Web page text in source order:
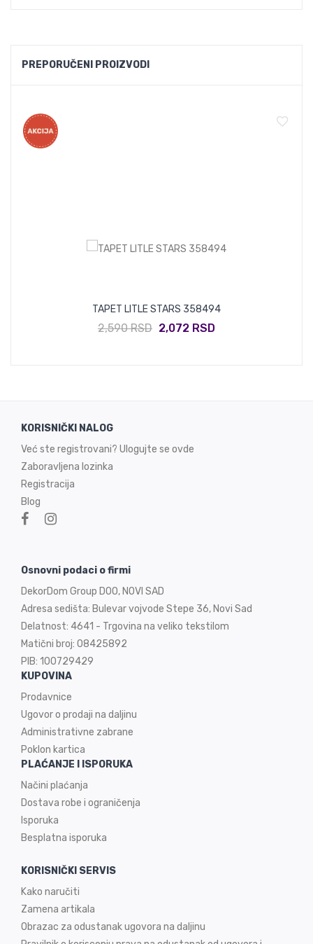
PREPORUČENI PROIZVODI
TAPET LITLE STARS 358494
2,590 RSD 2,072 RSD
KORISNIČKI NALOG
Već ste registrovani? Ulogujte se ovde
Zaboravljena lozinka
Registracija
Blog
Osnovni podaci o firmi
DekorDom Group DOO, NOVI SAD
Adresa sedišta: Bulevar vojvode Stepe 36, Novi Sad
Delatnost: 4641 - Trgovina na veliko tekstilom
Matični broj: 08425892
PIB: 100729429
KUPOVINA
Prodavnice
Ugovor o prodaji na daljinu
Administrativne zabrane
Poklon kartica
PLAĆANJE I ISPORUKA
Načini plaćanja
Dostava robe i ograničenja
Isporuka
Besplatna isporuka
KORISNIČKI SERVIS
Kako naručiti
Zamena artikala
Obrazac za odustanak ugovora na daljinu